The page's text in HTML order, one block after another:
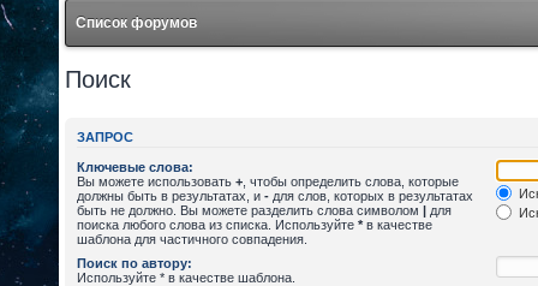
Список форумов
Поиск
ЗАПРОС
Ключевые слова:
Вы можете использовать + , чтобы определить слова, которые
должны быть в результатах, и - для слов, которых в результатах
быть не должно. Вы можете разделить слова символом | для
поиска любого слова из списка. Используйте * в качестве
шаблона для частичного совпадения.
Поиск по автору:
Используйте * в качестве шаблона.